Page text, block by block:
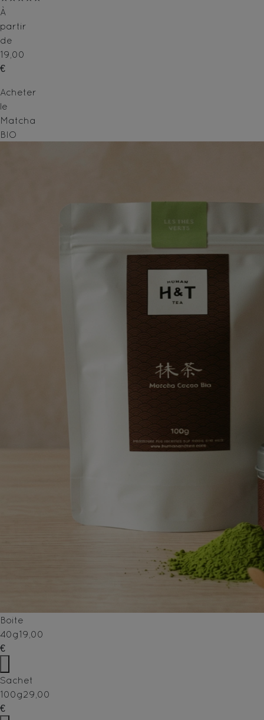
À
partir
de
19,00
€
Acheter
le
Matcha
BIO
Boite
40g19,00
€
Sachet
100g29,00
€